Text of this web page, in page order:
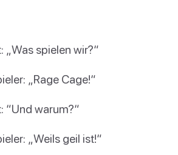
„Was spielen wir?“
„Rage Cage!“
“Und warum?“
„Weils geil ist!“